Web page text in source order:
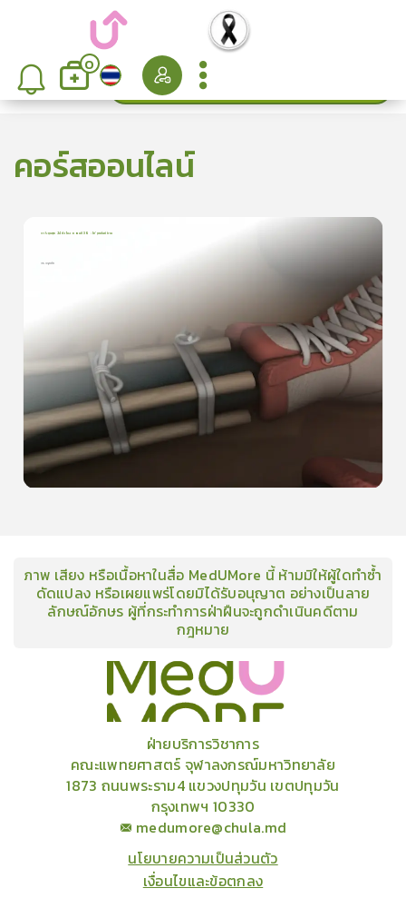
0
เรียงลำดับ
คอร์สออนไลน์
การ์ตูนสุข 24 ชั่วโมง ตอนที่ 36 : ให้ทุกข์แก่ท่าน
กระดูกหัก
1
ดูรายละเอียดเพิ่มเติม
ภาพ เสียง หรือเนื้อหาในสื่อ MedUMore นี้ ห้ามมิให้ผู้ใดทำซ้ำ
ดัดแปลง หรือเผยแพร่โดยมิได้รับอนุญาต อย่างเป็นลาย
ลักษณ์อักษร ผู้ที่กระทำการฝ่าฝืนจะถูกดำเนินคดีตาม
กฎหมาย
ฝ่ายบริการวิชาการ
คณะแพทยศาสตร์ จุฬาลงกรณ์มหาวิทยาลัย
1873 ถนนพระราม4 แขวงปทุมวัน เขตปทุมวัน
กรุงเทพฯ 10330
medumore@chula.md
นโยบายความเป็นส่วนตัว
เงื่อนไขและข้อตกลง
คอร์ส คลังเนื้อหาประชุมวิชาการ ข่าวสารอินโฟกราฟิก